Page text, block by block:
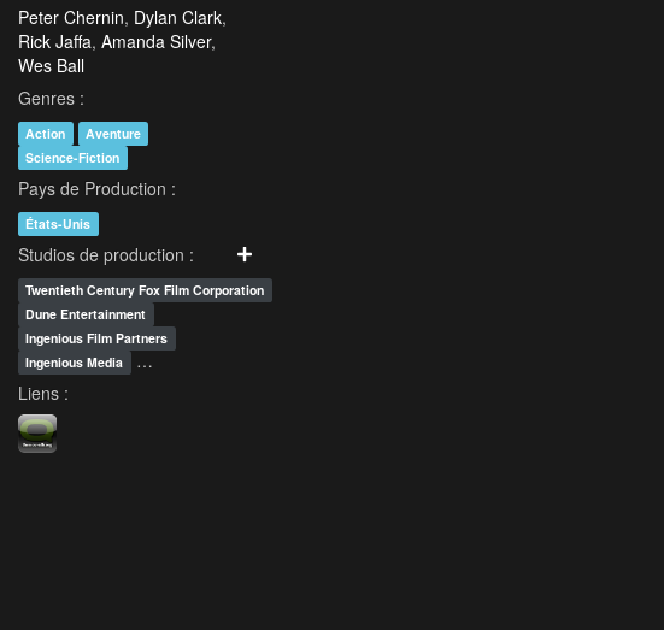
Peter Chernin, Dylan Clark,
Rick Jaffa, Amanda Silver,
Wes Ball
Genres :
Action
Aventure
Science-Fiction
Pays de Production :
États-Unis
Studios de production :
Twentieth Century Fox Film Corporation
Dune Entertainment
Ingenious Film Partners
Ingenious Media
…
Liens :